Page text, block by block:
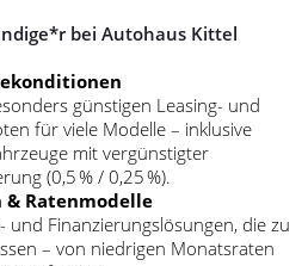
bei Autohaus Kittel
günstigen Leasing- und
für viele Modelle – inklusive
mit vergünstigter
(0,5 % / 0,25 %).
& Ratenmodelle
und Finanzierungslösungen, die zu
– von niedrigen Monatsraten